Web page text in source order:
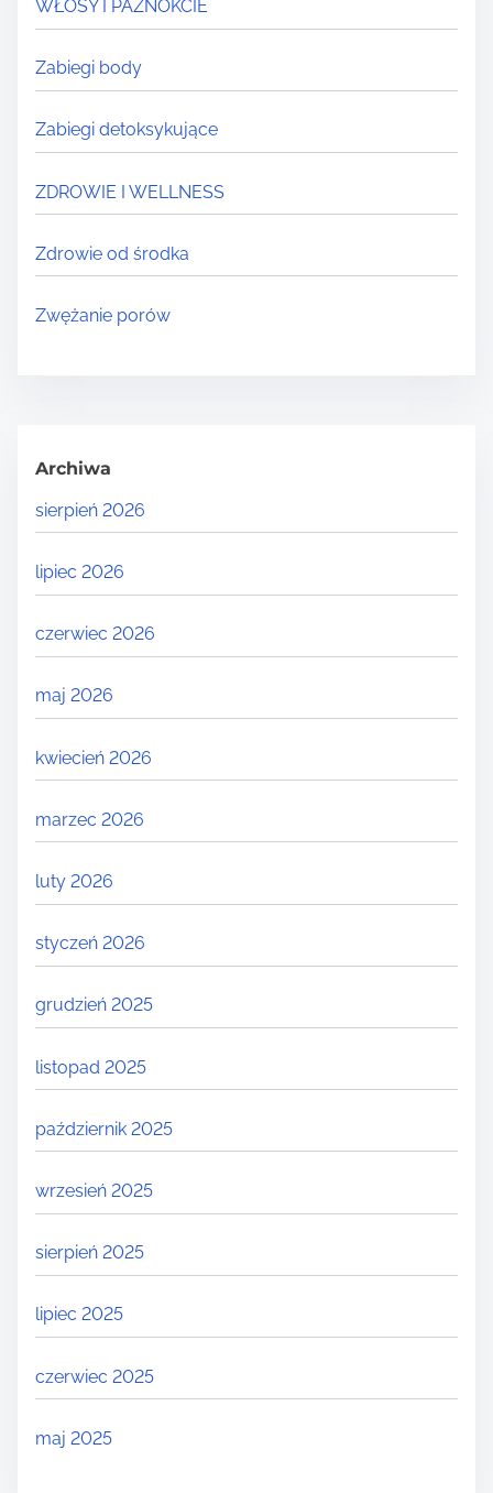
WŁOSY I PAZNOKCIE
Zabiegi body
Zabiegi detoksykujące
ZDROWIE I WELLNESS
Zdrowie od środka
Zwężanie porów
Archiwa
sierpień 2026
lipiec 2026
czerwiec 2026
maj 2026
kwiecień 2026
marzec 2026
luty 2026
styczeń 2026
grudzień 2025
listopad 2025
październik 2025
wrzesień 2025
sierpień 2025
lipiec 2025
czerwiec 2025
maj 2025